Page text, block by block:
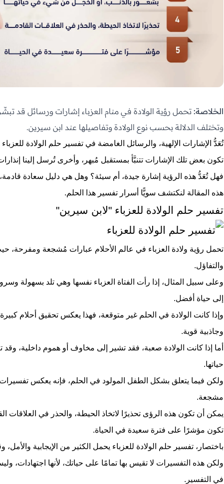
الخلاصة: تحمل رؤية الولادة في منام العزباء إشارات ورسائل قد
وتختلف الدلالة بحسب نوع الولادة وتفاصيلها عند ابن سيرين.
تُعَدُّ الإشارات الإلهية، والرسائل الغامضة في تفسير حلم الولادة
تكون بعض تلك الإشارات تتنبَّأ بمستقبل مُبهر، وأخرى تُرسل إلينا
فهل تُعَدُّ هذه الرؤية إشارة جيدة، أم سيئة؟ وهل هي دليل سعادة
هذه المقالة لنكتشف سويًّا أسرار تفسير هذا الحلم.
تفسير حلم الولادة للعزباء "لابن سيرين"
تحمل رؤية ولادة العزباء في عالم الأحلام عبارات مُشجعة ومفرحة،
والتفاؤل.
وعلى سبيل المثال، إذا رأت الفتاة العزباء نفسها وهي تلد بسهولة
إلى حياة أفضل.
وإذا كانت الولادة في الحلم غير متوقعة، فهذا يعكس تحقيق أحلام
وجاذبية قوية.
أما إذا كانت الولادة صعبة، فقد تشير إلى مخاوف أو هموم داخلية،
حياتها.
ولكن فيما يتعلق بشكل الطفل المولود في الحلم، فإنه يعكس
مشجعة.
يمكن أن تكون هذه الرؤى تحذيرًا لاتخاذ الحيطة، والحذر في العلاقات
تكون مؤشرًا على فترة سعيدة في الحياة.
باختصار، تفسير حلم الولادة للعزباء يحمل الكثير من الإيجابية
ولكن هذه التفسيرات لا تقيس بها تمامًا على حياتك، لأنها
في التفسير.